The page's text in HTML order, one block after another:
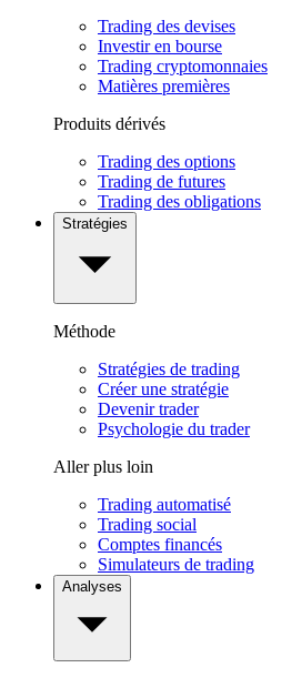
Trading des devises
Investir en bourse
Trading cryptomonnaies
Matières premières
Produits dérivés
Trading des options
Trading de futures
Trading des obligations
Stratégies
Méthode
Stratégies de trading
Créer une stratégie
Devenir trader
Psychologie du trader
Aller plus loin
Trading automatisé
Trading social
Comptes financés
Simulateurs de trading
Analyses